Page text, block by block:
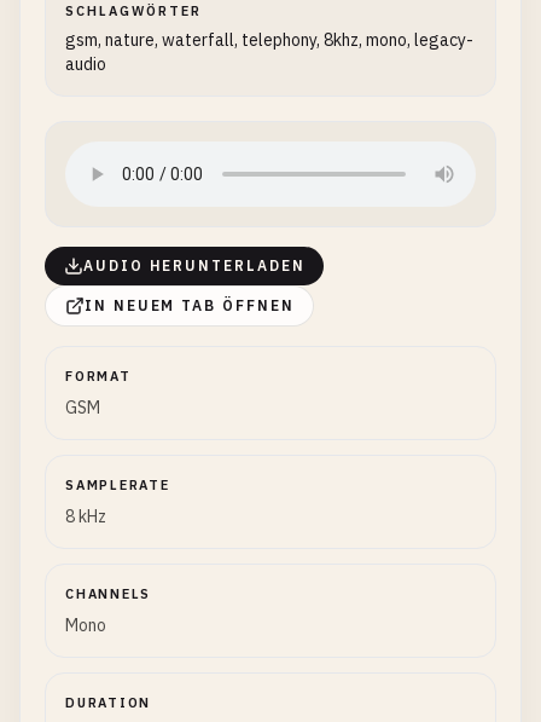
SCHLAGWÖRTER
gsm, nature, waterfall, telephony, 8khz, mono, legacy-
audio
AUDIO HERUNTERLADEN
IN NEUEM TAB ÖFFNEN
FORMAT
GSM
SAMPLERATE
8 kHz
CHANNELS
Mono
DURATION